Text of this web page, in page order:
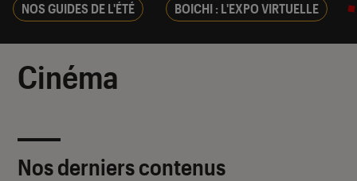
NOS GUIDES DE L'ÉTÉ BOICHI : L'EXPO VIRTUELLE
Cinéma
Nos derniers contenus